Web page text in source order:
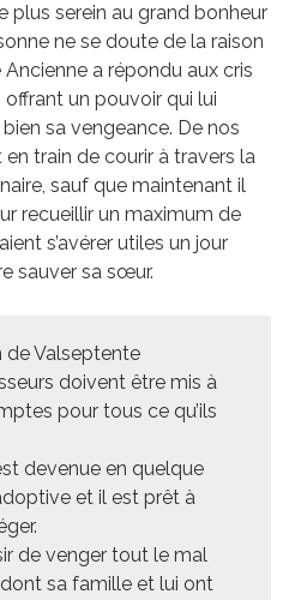
plus serein au grand bonheur
ne se doute de la raison
a répondu aux cris
un pouvoir qui lui
sa vengeance. De nos
en train de courir à travers la
sauf que maintenant il
recueillir un maximum de
s’avérer utiles un jour
sauver sa sœur.
de Valseptente
doivent être mis à
pour tous ce qu’ils
devenue en quelque
et il est prêt à
de venger tout le mal
sa famille et lui ont